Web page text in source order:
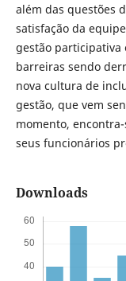
além das questões
satisfação da
gestão participativa
barreiras sendo
nova cultura de
gestão, que vem
momento,
seus funcionários
Downloads